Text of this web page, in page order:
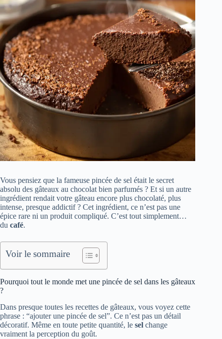
Vous pensiez que la fameuse pincée de sel était le secret
absolu des gâteaux au chocolat bien parfumés ? Et si un autre
ingrédient rendait votre gâteau encore plus chocolaté, plus
intense, presque addictif ? Cet ingrédient, ce n’est pas une
épice rare ni un produit compliqué. C’est tout simplement…
du café.
Voir le sommaire
Pourquoi tout le monde met une pincée de sel dans les gâteaux
?
Dans presque toutes les recettes de gâteaux, vous voyez cette
phrase : “ajouter une pincée de sel”. Ce n’est pas un détail
décoratif. Même en toute petite quantité, le sel change
vraiment la perception du goût.